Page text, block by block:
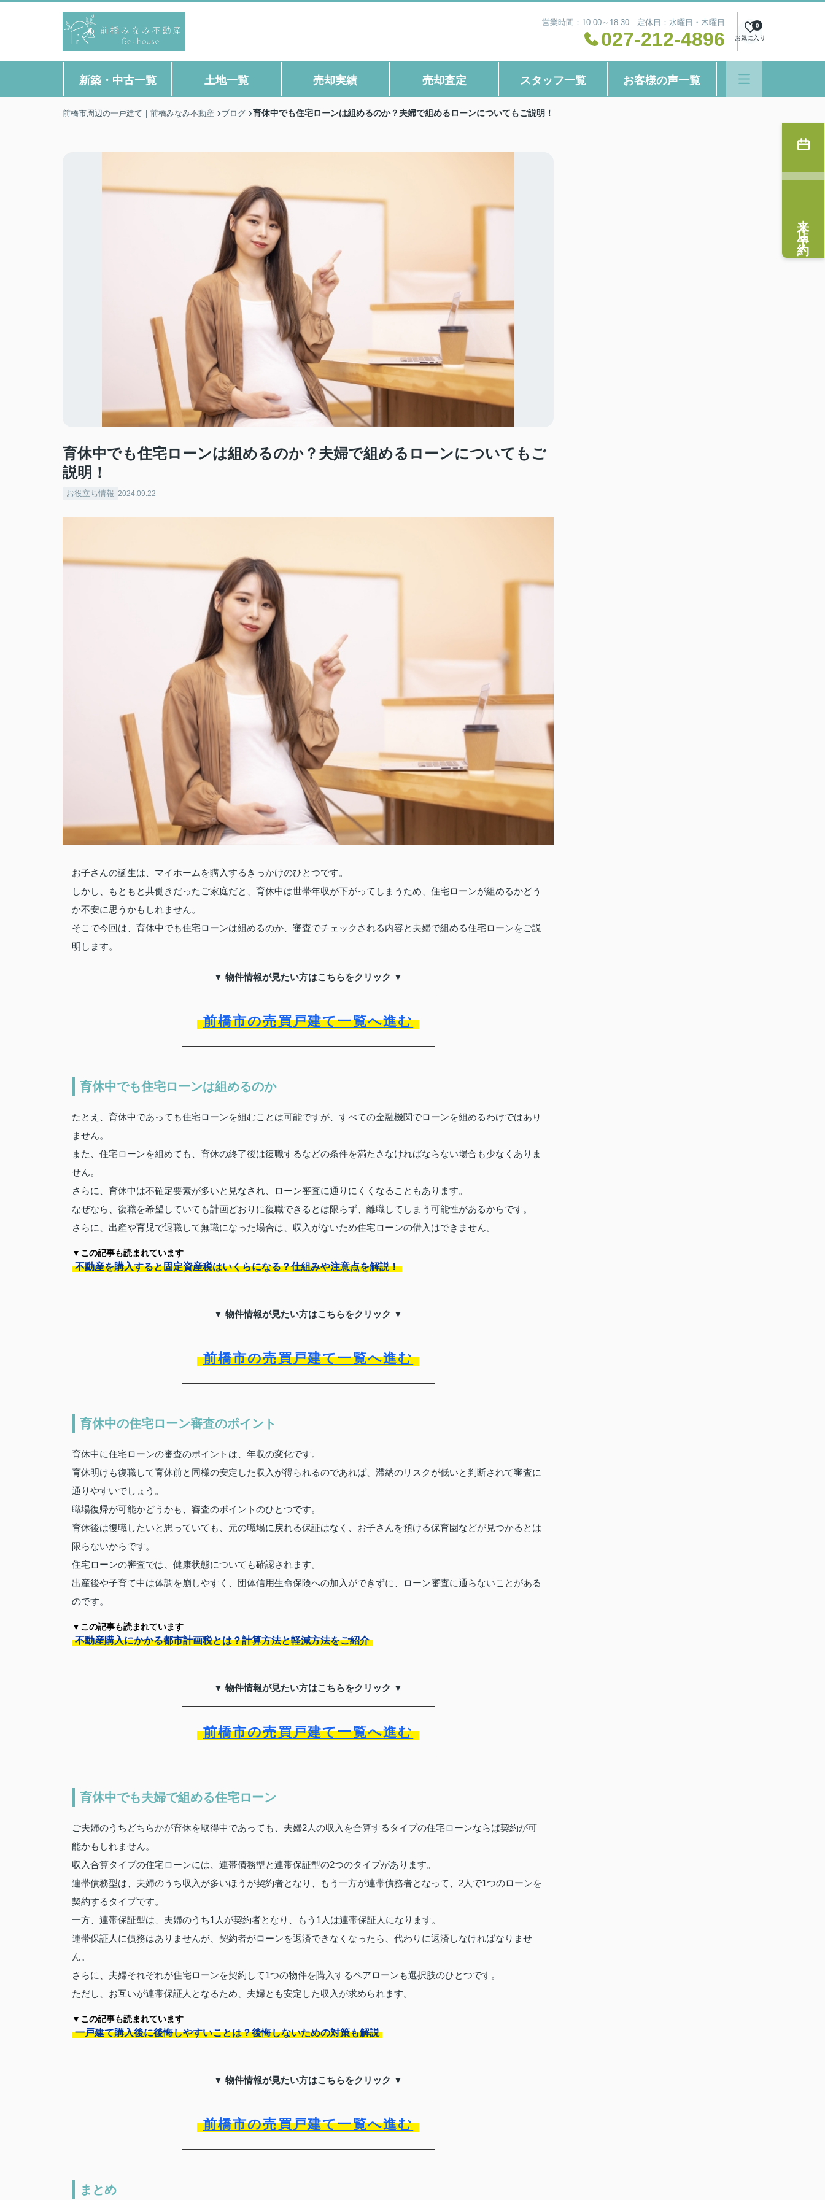
営業時間：10:00～18:30 定休日：水曜日・木曜日
027-212-4896 お気に入り
0
新築・中古一覧 土地一覧 売却実績 売却査定 スタッフ一覧 お客様の声一覧
前橋市周辺の一戸建て｜前橋みなみ不動産 ブログ 育休中でも住宅ローンは組めるのか？夫婦で組めるローンについてもご説明！
育休中でも住宅ローンは組めるのか？夫婦で組めるローンについてもご
説明！
お役立ち情報 2024.09.22
お子さんの誕生は、マイホームを購入するきっかけのひとつです。
しかし、もともと共働きだったご家庭だと、育休中は世帯年収が下がってしまうため、住宅ローンが組めるかどう
か不安に思うかもしれません。
そこで今回は、育休中でも住宅ローンは組めるのか、審査でチェックされる内容と夫婦で組める住宅ローンをご説
明します。
▼ 物件情報が見たい方はこちらをクリック ▼
前橋市の売買戸建て一覧へ進む
育休中でも住宅ローンは組めるのか
たとえ、育休中であっても住宅ローンを組むことは可能ですが、すべての金融機関でローンを組めるわけではあり
ません。
また、住宅ローンを組めても、育休の終了後は復職するなどの条件を満たさなければならない場合も少なくありま
せん。
さらに、育休中は不確定要素が多いと見なされ、ローン審査に通りにくくなることもあります。
なぜなら、復職を希望していても計画どおりに復職できるとは限らず、離職してしまう可能性があるからです。
さらに、出産や育児で退職して無職になった場合は、収入がないため住宅ローンの借入はできません。
▼この記事も読まれています
不動産を購入すると固定資産税はいくらになる？仕組みや注意点を解説！
▼ 物件情報が見たい方はこちらをクリック ▼
前橋市の売買戸建て一覧へ進む
育休中の住宅ローン審査のポイント
育休中に住宅ローンの審査のポイントは、年収の変化です。
育休明けも復職して育休前と同様の安定した収入が得られるのであれば、滞納のリスクが低いと判断されて審査に
通りやすいでしょう。
職場復帰が可能かどうかも、審査のポイントのひとつです。
育休後は復職したいと思っていても、元の職場に戻れる保証はなく、お子さんを預ける保育園などが見つかるとは
限らないからです。
住宅ローンの審査では、健康状態についても確認されます。
出産後や子育て中は体調を崩しやすく、団体信用生命保険への加入ができずに、ローン審査に通らないことがある
のです。
▼この記事も読まれています
不動産購入にかかる都市計画税とは？計算方法と軽減方法をご紹介
▼ 物件情報が見たい方はこちらをクリック ▼
前橋市の売買戸建て一覧へ進む
育休中でも夫婦で組める住宅ローン
ご夫婦のうちどちらかが育休を取得中であっても、夫婦2人の収入を合算するタイプの住宅ローンならば契約が可
能かもしれません。
収入合算タイプの住宅ローンには、連帯債務型と連帯保証型の2つのタイプがあります。
連帯債務型は、夫婦のうち収入が多いほうが契約者となり、もう一方が連帯債務者となって、2人で1つのローンを
契約するタイプです。
一方、連帯保証型は、夫婦のうち1人が契約者となり、もう1人は連帯保証人になります。
連帯保証人に債務はありませんが、契約者がローンを返済できなくなったら、代わりに返済しなければなりませ
ん。
さらに、夫婦それぞれが住宅ローンを契約して1つの物件を購入するペアローンも選択肢のひとつです。
ただし、お互いが連帯保証人となるため、夫婦とも安定した収入が求められます。
▼この記事も読まれています
一戸建て購入後に後悔しやすいことは？後悔しないための対策も解説
▼ 物件情報が見たい方はこちらをクリック ▼
前橋市の売買戸建て一覧へ進む
まとめ
来店予約